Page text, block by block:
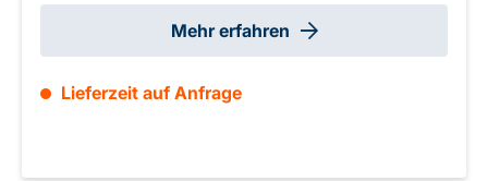
Mehr erfahren
Lieferzeit auf Anfrage